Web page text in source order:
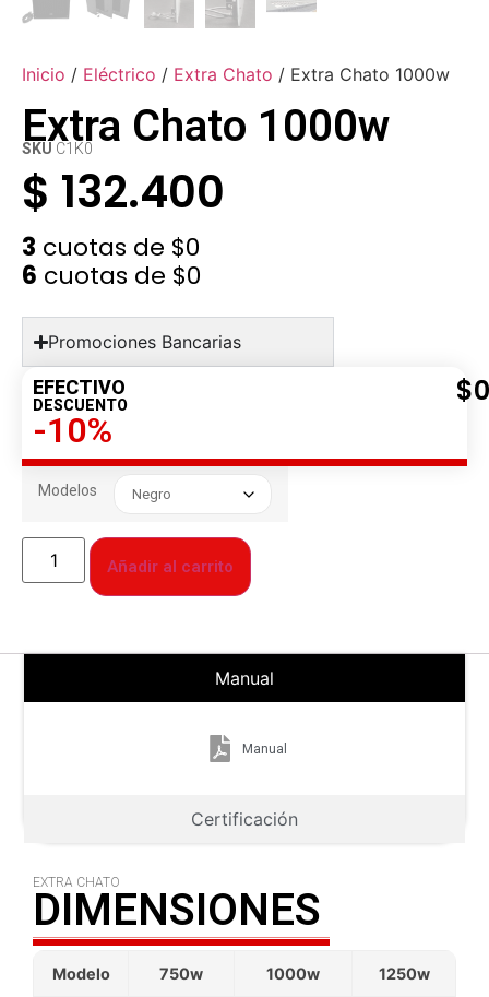
Inicio / Eléctrico / Extra Chato / Extra Chato 1000w
Extra Chato 1000w
SKU C1K0
$ 132.400
3 cuotas de $0
6 cuotas de $0
Promociones Bancarias
EFECTIVO
DESCUENTO
-10%
$0
Modelos
Añadir al carrito
Manual
Certificación
Manual
EXTRA CHATO
DIMENSIONES
Modelo 750w 1000w 1250w